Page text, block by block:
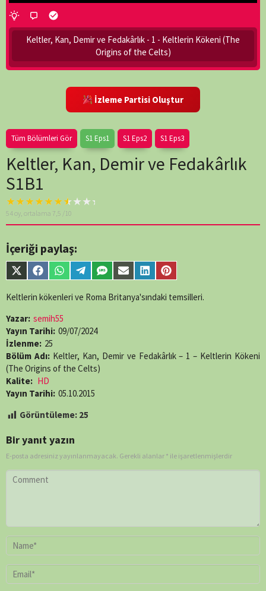
Keltler, Kan, Demir ve Fedakârlık - 1 - Keltlerin Kökeni (The
Origins of the Celts)
İzleme Partisi Oluştur
Tüm Bölümleri Gör S1 Eps1 S1 Eps2 S1 Eps3
Keltler, Kan, Demir ve Fedakârlık
S1B1
Warning: A non-
numeric value
/home/belges/public_html/belgeselsemo/wp-
content/themes/muvipro/template-
parts/content-
single-
line89
54oy, ortalama 7,5 /10
İçeriği paylaş:
Share
on
X
(Twitter)
Share
on
Facebook
Share
on
WhatsApp
Share
on
Telegram
Share
on
SMS
Share
on
Email
Share
on
LinkedIn
Share
on
Pinterest
Keltlerin kökenleri ve Roma Britanya'sındaki temsilleri.
Yazar: semih55
Yayın Tarihi: 09/07/2024
İzlenme: 25
Bölüm Adı: Keltler, Kan, Demir ve Fedakârlık – 1 – Keltlerin Kökeni
(The Origins of the Celts)
Kalite: HD
Yayın Tarihi: 05.10.2015
Görüntüleme: 25
Bir yanıt yazın
E-posta adresiniz yayınlanmayacak. Gerekli alanlar * ile işaretlenmişlerdir